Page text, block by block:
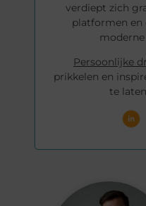
verdiept zich
platformen
Persoonlijke
prikkelen en
te